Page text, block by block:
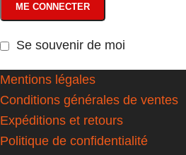
ME CONNECTER
Se souvenir de moi
Mentions légales
Conditions générales de ventes
Expéditions et retours
Politique de confidentialité